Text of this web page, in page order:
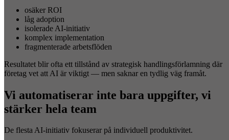
osäker ROI
låg adoption
isolerade AI-initiativ
komplex implementation
fragmenterade arbetsflöden
Resultatet blir ofta ett tillstånd av strategisk handlingsförlamning där
företag vet att AI är viktigt — men saknar en tydlig väg framåt.
Vi automatiserar inte bara uppgifter, vi
stärker hela team
De flesta AI-initiativ fokuserar på individuell produktivitet.